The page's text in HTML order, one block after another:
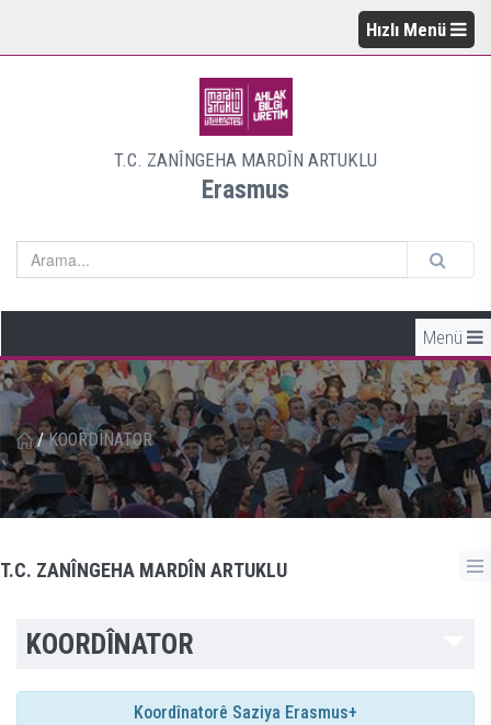
Hızlı Menü
T.C. ZANÎNGEHA MARDÎN ARTUKLU
Erasmus
Menü
/ KOORDÎNATOR
T.C. ZANÎNGEHA MARDÎN ARTUKLU
KOORDÎNATOR
Koordînatorê Saziya Erasmus+